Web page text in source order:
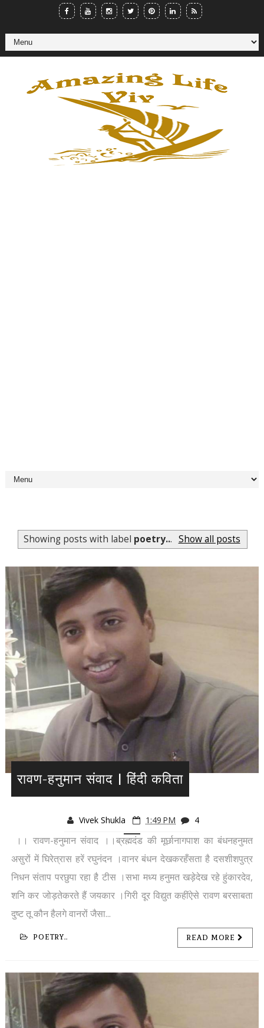
Showing posts with label poetry... Show all posts
रावण-हनुमान संवाद | हिंदी कविता
Vivek Shukla 1:49 PM 4
।। रावण-हनुमान संवाद ।।ब्रह्मदंड की मूर्छानागपाश का बंधनहनुमत
असुरों में घिरेत्रास हरें रघुनंदन ।वानर बंधन देखकरहँसता है दसशीशपुत्र
निधन संताप परछुपा रहा है टीस ।सभा मध्य हनुमत खड़ेदेख रहे हुंकारदेव,
शनि कर जोड़तेकरते हैं जयकार ।गिरी दूर विद्युत कहींऐसे रावण बरसाबता
दुष्ट तू कौन हैलगे वानरों जैसा...
POETRY.. READ MORE